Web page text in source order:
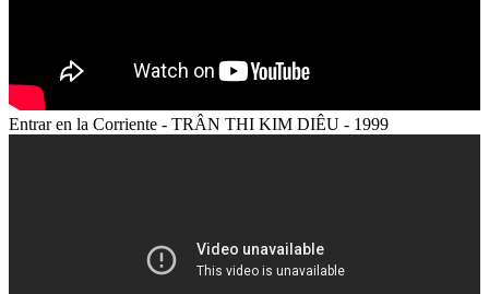
Entrar en la Corriente - TRÂN THI KIM DIÊU - 1999